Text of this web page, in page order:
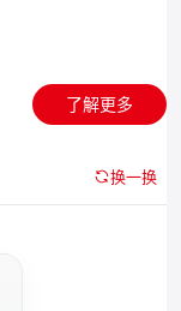
了解更多
换一换